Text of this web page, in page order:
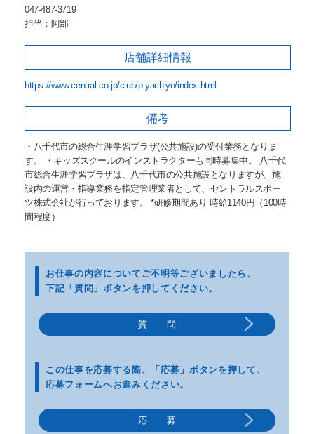
047-487-3719
担当：阿部
店舗詳細情報
https://www.central.co.jp/club/p-yachiyo/index.html
備考
・八千代市の総合生涯学習プラザ(公共施設)の受付業務となりま
す。 ・キッズスクールのインストラクターも同時募集中。 八千代
市総合生涯学習プラザは、八千代市の公共施設となりますが、施
設内の運営・指導業務を指定管理業者として、セントラルスポー
ツ株式会社が行っております。 *研修期間あり 時給1140円（100時
間程度）
お仕事の内容についてご不明等ございましたら、
下記「質問」ボタンを押してください。
この仕事を応募する際、
「応募」ボタンを押して、
応募フォームへお進みください。
質 問
応 募